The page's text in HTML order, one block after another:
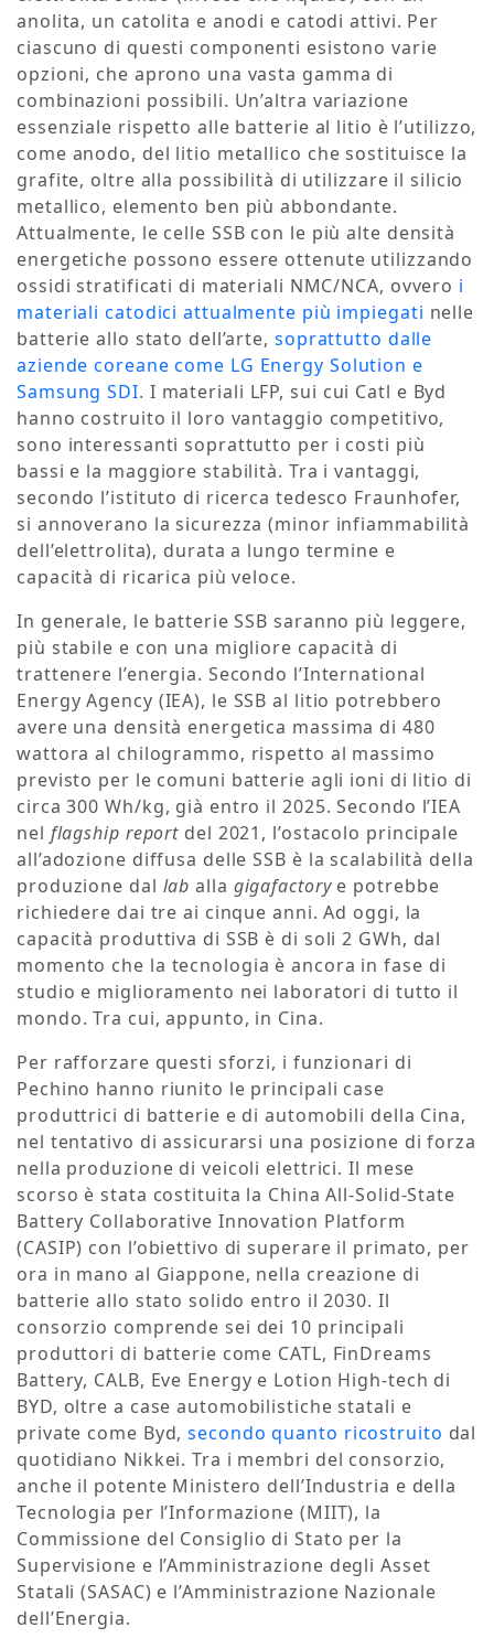
anolita, un catolita e anodi e catodi attivi. Per
ciascuno di questi componenti esistono varie
opzioni, che aprono una vasta gamma di
combinazioni possibili. Un’altra variazione
essenziale rispetto alle batterie al litio è l’utilizzo,
come anodo, del litio metallico che sostituisce la
grafite, oltre alla possibilità di utilizzare il silicio
metallico, elemento ben più abbondante.
Attualmente, le celle SSB con le più alte densità
energetiche possono essere ottenute utilizzando
ossidi stratificati di materiali NMC/NCA, ovvero i
materiali catodici attualmente più impiegati nelle
batterie allo stato dell’arte, soprattutto dalle
aziende coreane come LG Energy Solution e
Samsung SDI. I materiali LFP, sui cui Catl e Byd
hanno costruito il loro vantaggio competitivo,
sono interessanti soprattutto per i costi più
bassi e la maggiore stabilità. Tra i vantaggi,
secondo l’istituto di ricerca tedesco Fraunhofer,
si annoverano la sicurezza (minor infiammabilità
dell’elettrolita), durata a lungo termine e
capacità di ricarica più veloce.
In generale, le batterie SSB saranno più leggere,
più stabile e con una migliore capacità di
trattenere l’energia. Secondo l’International
Energy Agency (IEA), le SSB al litio potrebbero
avere una densità energetica massima di 480
wattora al chilogrammo, rispetto al massimo
previsto per le comuni batterie agli ioni di litio di
circa 300 Wh/kg, già entro il 2025. Secondo l’IEA
nel flagship report del 2021, l’ostacolo principale
all’adozione diffusa delle SSB è la scalabilità della
produzione dal laballa gigafactorye potrebbe
richiedere dai tre ai cinque anni. Ad oggi, la
capacità produttiva di SSB è di soli 2 GWh, dal
momento che la tecnologia è ancora in fase di
studio e miglioramento nei laboratori di tutto il
mondo. Tra cui, appunto, in Cina.
Per rafforzare questi sforzi, i funzionari di
Pechino hanno riunito le principali case
produttrici di batterie e di automobili della Cina,
nel tentativo di assicurarsi una posizione di forza
nella produzione di veicoli elettrici. Il mese
scorso è stata costituita la China All-Solid-State
Battery Collaborative Innovation Platform
(CASIP) con l’obiettivo di superare il primato, per
ora in mano al Giappone, nella creazione di
batterie allo stato solido entro il 2030. Il
consorzio comprende sei dei 10 principali
produttori di batterie come CATL, FinDreams
Battery, CALB, Eve Energy e Lotion High-tech di
BYD, oltre a case automobilistiche statali e
private come Byd,secondo quanto ricostruito dal
quotidiano Nikkei. Tra i membri del consorzio,
anche il potente Ministero dell’Industria e della
Tecnologia per l’Informazione (MIIT), la
Commissione del Consiglio di Stato per la
Supervisione e l’Amministrazione degli Asset
Statali (SASAC) e l’Amministrazione Nazionale
dell’Energia.